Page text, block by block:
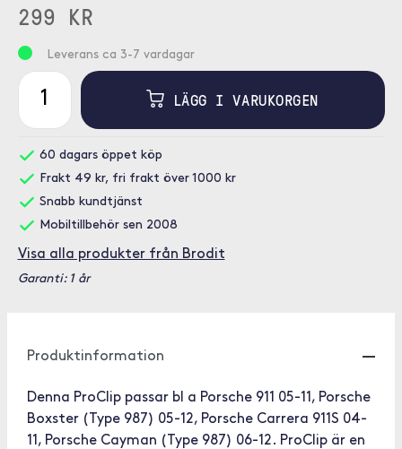
299 KR
Leverans ca 3-7 vardagar
LÄGG I VARUKORGEN
60 dagars öppet köp
Frakt 49 kr, fri frakt över 1000 kr
Snabb kundtjänst
Mobiltillbehör sen 2008
Visa alla produkter från Brodit
Garanti: 1 år
Produktinformation
Denna ProClip passar bl a Porsche 911 05-11, Porsche
Boxster (Type 987) 05-12, Porsche Carrera 911S 04-
11, Porsche Cayman (Type 987) 06-12. ProClip är en